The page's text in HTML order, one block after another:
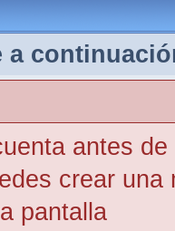
a
antes
crear
pantalla